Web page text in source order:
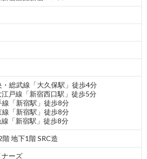
・総武線「大久保駅」徒歩4分
戸線「新宿西口駅」徒歩5分
線「新宿駅」徒歩8分
線「新宿駅」徒歩8分
「新宿駅」徒歩8分
地下1階 SRC造
ーズ